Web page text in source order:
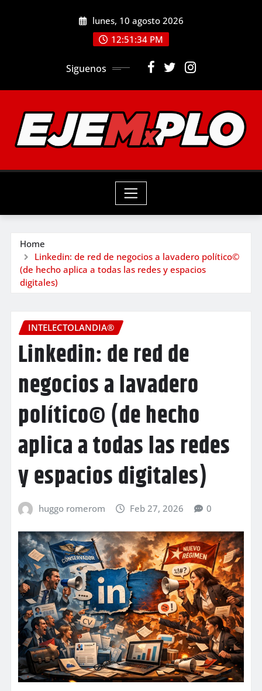
lunes, 10 agosto 2026
12:51:35 PM
Siguenos
Home
Linkedin: de red de negocios a lavadero político©
(de hecho aplica a todas las redes y espacios
digitales)
INTELECTOLANDIA®
Linkedin: de red de
negocios a lavadero
político© (de hecho
aplica a todas las redes
y espacios digitales)
huggo romerom Feb 27, 2026 0